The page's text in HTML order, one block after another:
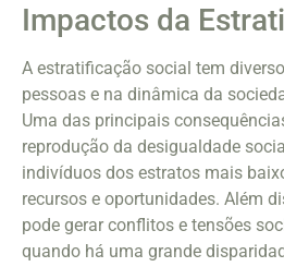
Impactos da
A estratificação social tem
pessoas e na dinâmica da
Uma das principais
reprodução da desigualdade
indivíduos dos estratos mais
recursos e oportunidades. Além
pode gerar conflitos e tensões
quando há uma grande